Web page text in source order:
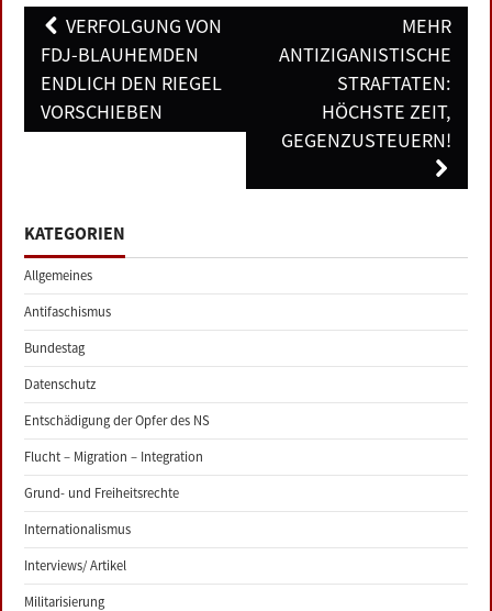
Post
navigation
VERFOLGUNG VON
FDJ-BLAUHEMDEN
ENDLICH DEN RIEGEL
VORSCHIEBEN
MEHR
ANTIZIGANISTISCHE
STRAFTATEN:
HÖCHSTE ZEIT,
GEGENZUSTEUERN!
KATEGORIEN
Allgemeines
Antifaschismus
Bundestag
Datenschutz
Entschädigung der Opfer des NS
Flucht – Migration – Integration
Grund- und Freiheitsrechte
Internationalismus
Interviews/ Artikel
Militarisierung